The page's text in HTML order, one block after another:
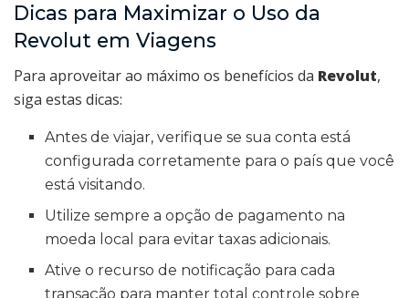
Dicas para Maximizar o Uso da
Revolut em Viagens
Para aproveitar ao máximo os benefícios da Revolut,
siga estas dicas:
Antes de viajar, verifique se sua conta está
configurada corretamente para o país que você
está visitando.
Utilize sempre a opção de pagamento na
moeda local para evitar taxas adicionais.
Ative o recurso de notificação para cada
transação para manter total controle sobre